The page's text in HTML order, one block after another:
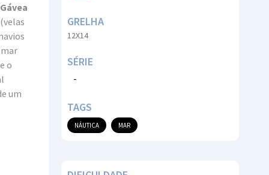
Gávea
o
um
GRELHA
12X14
SÉRIE
-
TAGS
NÁUTICA MAR